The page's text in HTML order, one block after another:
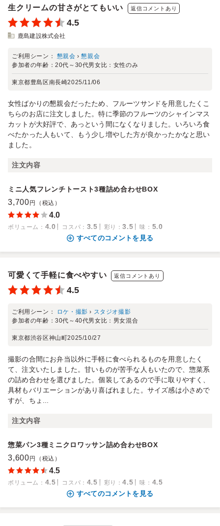
生クリームの甘さがとてもいい 返信コメントあり
4.5
鹿島建設株式会社
ご利用シーン： 懇親会 ›懇親会
参加者の年齢：20代～30代男女比： 女性のみ
東京都豊島区南長崎2025/11/06
女性ばかりの懇親会だったため、フルーツサンドを用意したくこ
ちらのお店に注文しました。特に季節のフルーツのシャインマス
カットが大好評で、あっという間になくなりました。いろいろ食
べたかった人もいて、もう少し増やした方が良かったかなと思い
ました。
注文内容
ミニ人気フレンチトースト3種詰め合わせBOX
3,700 円（税込）
4.0
ボリューム ： 4.0 コスパ ： 3.5 彩り ：3.5 味 ： 5.0
すべてのコメントを見る
可愛くて手軽に食べやすい 返信コメントあり
4.5
ご利用シーン： ロケ・撮影 › スタジオ撮影
参加者の年齢：30代～40代男女比： 男女混合
東京都渋谷区神山町2025/10/27
撮影の合間にお弁当以外に手軽に食べられるものを用意したく
て、注文いたしました。甘いものが苦手な人もいたので、惣菜系
の詰め合わせを選びました。個装してあるので手に取りやすく、
具材もバリエーションがあり喜ばれました。サイズ感は小さめで
すが、ちょ...
注文内容
惣菜パン3種ミニクロワッサン詰め合わせBOX
3,600 円（税込）
4.5
ボリューム ： 4.5 コスパ ： 4.5 彩り ：4.5 味 ： 4.5
すべてのコメントを見る